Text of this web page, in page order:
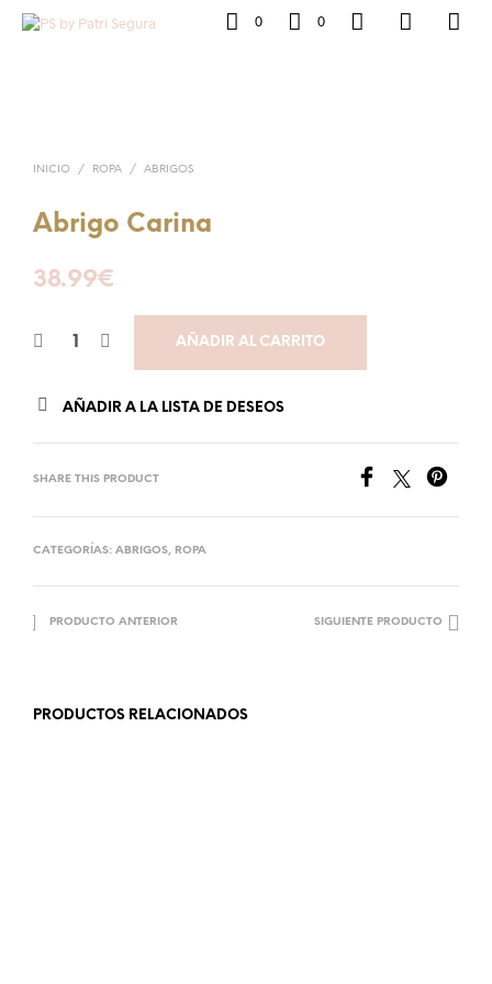
0 0
INICIO / ROPA / ABRIGOS
Abrigo Carina
38.99€
AÑADIR AL CARRITO
AÑADIR A LA LISTA DE DESEOS
SHARE THIS PRODUCT
CATEGORÍAS: ABRIGOS, ROPA
PRODUCTO ANTERIOR SIGUIENTE PRODUCTO
PRODUCTOS RELACIONADOS